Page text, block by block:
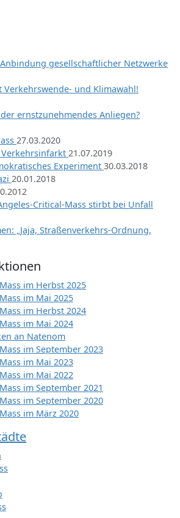
gesellschaftlicher Netzwerke
Verkehrswende- und Klimawahl!
ernstzunehmendes Anliegen?
27.03.2020
21.07.2019
Experiment 30.03.2018
20.01.2018
Critical-Mass stirbt bei Unfall
„Jaja, Straßenverkehrs-Ordnung,
im Herbst 2025
im Mai 2025
im Herbst 2024
im Mai 2024
an Natenom
im September 2023
im Mai 2023
im Mai 2022
im September 2021
im September 2020
im März 2020